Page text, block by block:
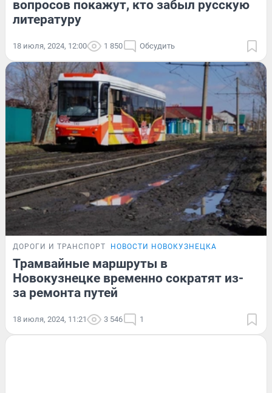
вопросов покажут, кто забыл русскую
литературу
18 июля, 2024, 12:00 1 850 Обсудить
ДОРОГИ И ТРАНСПОРТ НОВОСТИ НОВОКУЗНЕЦКА
Трамвайные маршруты в
Новокузнецке временно сократят из-
за ремонта путей
18 июля, 2024, 11:21 3 546 1